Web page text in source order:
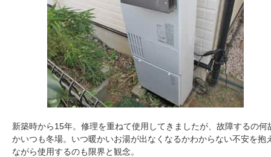
新築時から15年。修理を重ねて使用してきましたが、故障するの何
かいつも冬場。いつ暖かいお湯が出なくなるかわからない不安を抱
ながら使用するのも限界と観念。